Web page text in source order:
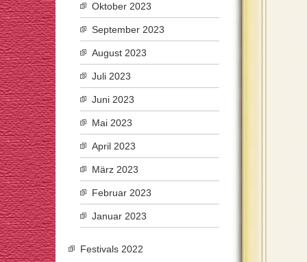
Oktober 2023
September 2023
August 2023
Juli 2023
Juni 2023
Mai 2023
April 2023
März 2023
Februar 2023
Januar 2023
Festivals 2022